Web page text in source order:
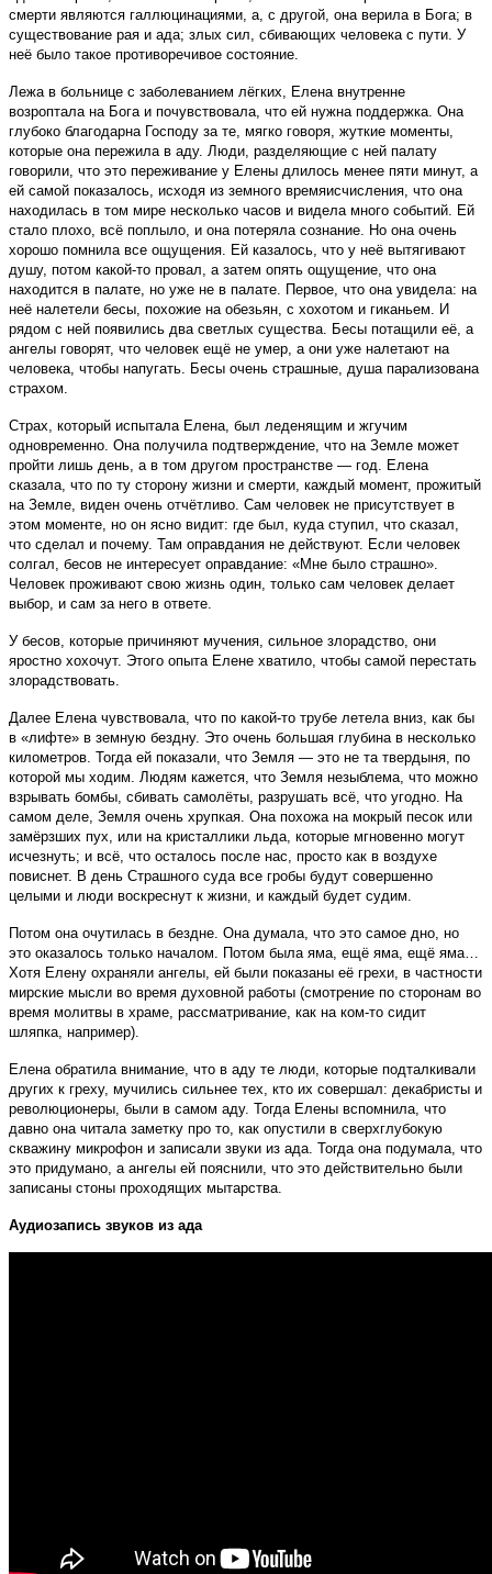
смерти являются галлюцинациями, а, с другой, она верила в Бога; в
существование рая и ада; злых сил, сбивающих человека с пути. У
неё было такое противоречивое состояние.
Лежа в больнице с заболеванием лёгких, Елена внутренне
возроптала на Бога и почувствовала, что ей нужна поддержка. Она
глубоко благодарна Господу за те, мягко говоря, жуткие моменты,
которые она пережила в аду. Люди, разделяющие с ней палату
говорили, что это переживание у Елены длилось менее пяти минут, а
ей самой показалось, исходя из земного времяисчисления, что она
находилась в том мире несколько часов и видела много событий. Ей
стало плохо, всё поплыло, и она потеряла сознание. Но она очень
хорошо помнила все ощущения. Ей казалось, что у неё вытягивают
душу, потом какой-то провал, а затем опять ощущение, что она
находится в палате, но уже не в палате. Первое, что она увидела: на
неё налетели бесы, похожие на обезьян, с хохотом и гиканьем. И
рядом с ней появились два светлых существа. Бесы потащили её, а
ангелы говорят, что человек ещё не умер, а они уже налетают на
человека, чтобы напугать. Бесы очень страшные, душа парализована
страхом.
Страх, который испытала Елена, был леденящим и жгучим
одновременно. Она получила подтверждение, что на Земле может
пройти лишь день, а в том другом пространстве — год. Елена
сказала, что по ту сторону жизни и смерти, каждый момент, прожитый
на Земле, виден очень отчётливо. Сам человек не присутствует в
этом моменте, но он ясно видит: где был, куда ступил, что сказал,
что сделал и почему. Там оправдания не действуют. Если человек
солгал, бесов не интересует оправдание: «Мне было страшно».
Человек проживают свою жизнь один, только сам человек делает
выбор, и сам за него в ответе.
У бесов, которые причиняют мучения, сильное злорадство, они
яростно хохочут. Этого опыта Елене хватило, чтобы самой перестать
злорадствовать.
Далее Елена чувствовала, что по какой-то трубе летела вниз, как бы
в «лифте» в земную бездну. Это очень большая глубина в несколько
километров. Тогда ей показали, что Земля — это не та твердыня, по
которой мы ходим. Людям кажется, что Земля незыблема, что можно
взрывать бомбы, сбивать самолёты, разрушать всё, что угодно. На
самом деле, Земля очень хрупкая. Она похожа на мокрый песок или
замёрзших пух, или на кристаллики льда, которые мгновенно могут
исчезнуть; и всё, что осталось после нас, просто как в воздухе
повиснет. В день Страшного суда все гробы будут совершенно
целыми и люди воскреснут к жизни, и каждый будет судим.
Потом она очутилась в бездне. Она думала, что это самое дно, но
это оказалось только началом. Потом была яма, ещё яма, ещё яма…
Хотя Елену охраняли ангелы, ей были показаны её грехи, в частности
мирские мысли во время духовной работы (смотрение по сторонам во
время молитвы в храме, рассматривание, как на ком-то сидит
шляпка, например).
Елена обратила внимание, что в аду те люди, которые подталкивали
других к греху, мучились сильнее тех, кто их совершал: декабристы и
революционеры, были в самом аду. Тогда Елены вспомнила, что
давно она читала заметку про то, как опустили в сверхглубокую
скважину микрофон и записали звуки из ада. Тогда она подумала, что
это придумано, а ангелы ей пояснили, что это действительно были
записаны стоны проходящих мытарства.
Аудиозапись звуков из ада